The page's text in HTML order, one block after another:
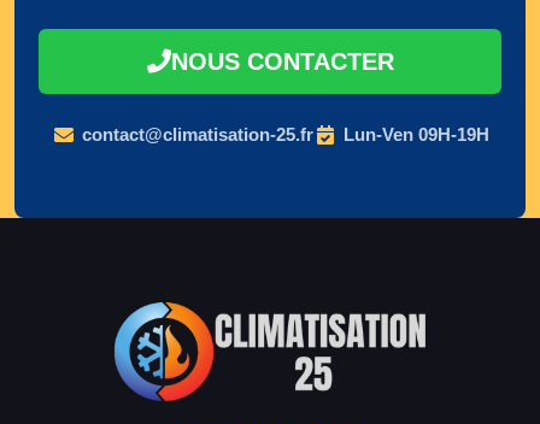
NOUS CONTACTER
contact@climatisation-25.fr Lun-Ven 09H-19H